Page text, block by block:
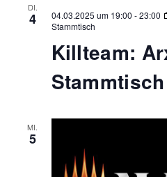
DI.
4 04.03.2025 um 19:00 -23:00
Stammtisch
Killteam:
Stammtisch
MI.
5